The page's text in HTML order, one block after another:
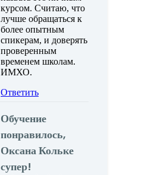
курсом. Считаю, что
лучше обращаться к
более опытным
спикерам, и доверять
проверенным
временем школам.
ИМХО.
Ответить
Обучение
понравилось,
Оксана Кольке
супер!